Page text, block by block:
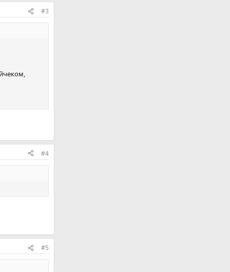
#3
#4
#5